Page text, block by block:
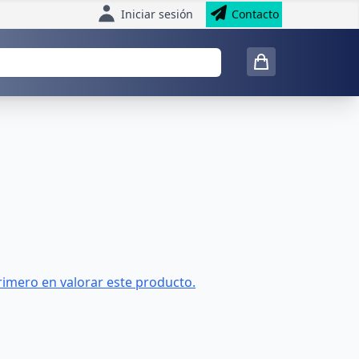
Iniciar sesión Contacto
en valorar este producto.